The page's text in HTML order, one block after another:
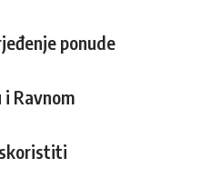
ponude
Ravnom